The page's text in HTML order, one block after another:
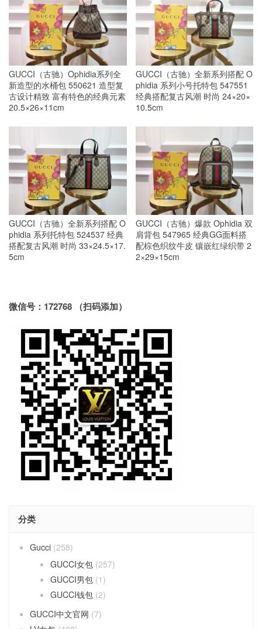
GUCCI（古驰）Ophidia系列全
新造型的水桶包 550621 造型复
古设计精致 富有特色的经典元素
20.5×26×11cm
GUCCI（古驰）全新系列搭配 O
phidia 系列小号托特包 547551
经典搭配复古风潮 时尚 24×20×
10.5cm
GUCCI（古驰）全新系列搭配 O
phidia 系列托特包 524537 经典
搭配复古风潮 时尚 33×24.5×17.
5cm
GUCCI（古驰）爆款 Ophidia 双
肩背包 547965 经典GG面料搭
配棕色织纹牛皮 镶嵌红绿织带 2
2×29×15cm
微信号：172768 （扫码添加）
分类
Gucci (258)
GUCCI女包 (257)
GUCCI男包 (1)
GUCCI钱包 (2)
GUCCI中文官网 (7)